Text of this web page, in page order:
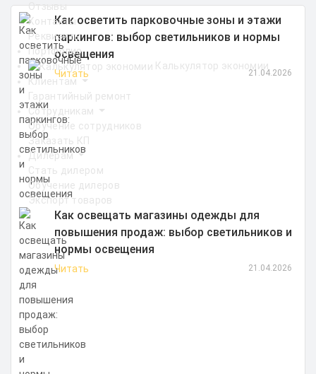
Отзывы
Контакты
Реквизиты
Портфолио
Калькулятор экономии
Клиентам
Гарантийный ремонт
Сотрудникам
Обучение сотрудников
Заказать КП
Дилерам
Стать дилером
Обучение дилеров
Экспорт товаров
Как осветить парковочные зоны и этажи
паркингов: выбор светильников и нормы
освещения
Читать 21.04.2026
Как освещать магазины одежды для
повышения продаж: выбор светильников и
нормы освещения
Читать 21.04.2026